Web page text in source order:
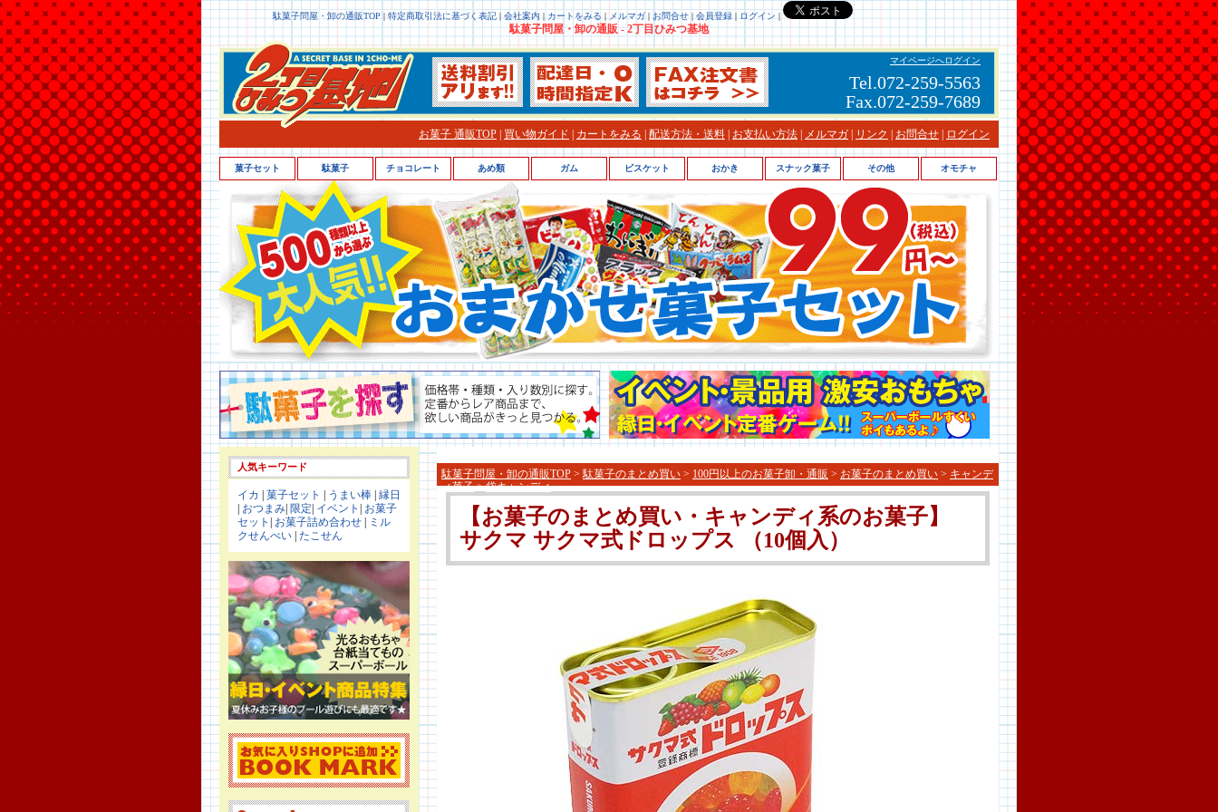
駄菓子問屋・卸の通販TOP | 特定商取引法に基づく表記 | 会社案内 | カートをみる | メルマガ| お問合せ| 会員登録| ログイン |
駄菓子問屋・卸の通販 - 2丁目ひみつ基地
マイページへログイン
Tel.072-259-5563
Fax.072-259-7689
お菓子 通販TOP 買い物ガイド カートをみる 配送方法・送料 お支払い方法 メルマガ リンク お問合せ ログイン
人気キーワード
イカ 菓子セット うまい棒 縁日
おつまみ 限定 イベント
お菓子
セット
お菓子詰め合わせ
ミル
クせんべい たこせん
駄菓子問屋・卸の通販TOP >駄菓子のまとめ買い > 100円以上のお菓子卸・通販 > お菓子のまとめ買い > キャンデ
ィ菓子>袋キャンディ
【お菓子のまとめ買い・キャンディ系のお菓子】
サクマ サクマ式ドロップス （10個入）